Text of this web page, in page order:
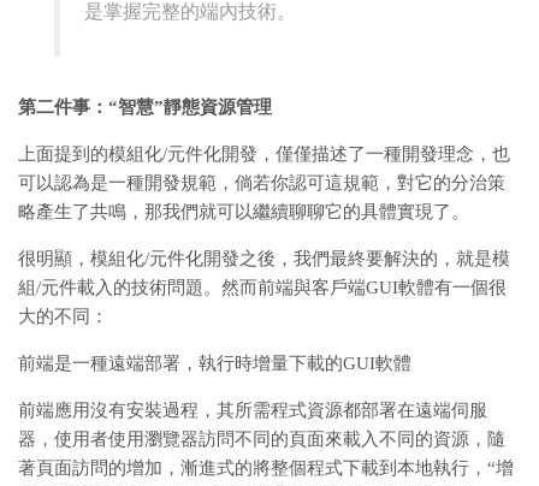
是掌握完整的端內技術。
第二件事：“智慧”靜態資源管理
上面提到的模組化/元件化開發，僅僅描述了一種開發理念，也
可以認為是一種開發規範，倘若你認可這規範，對它的分治策
略產生了共鳴，那我們就可以繼續聊聊它的具體實現了。
很明顯，模組化/元件化開發之後，我們最終要解決的，就是模
組/元件載入的技術問題。然而前端與客戶端GUI軟體有一個很
大的不同：
前端是一種遠端部署，執行時增量下載的GUI軟體
前端應用沒有安裝過程，其所需程式資源都部署在遠端伺服
器，使用者使用瀏覽器訪問不同的頁面來載入不同的資源，隨
著頁面訪問的增加，漸進式的將整個程式下載到本地執行，“增